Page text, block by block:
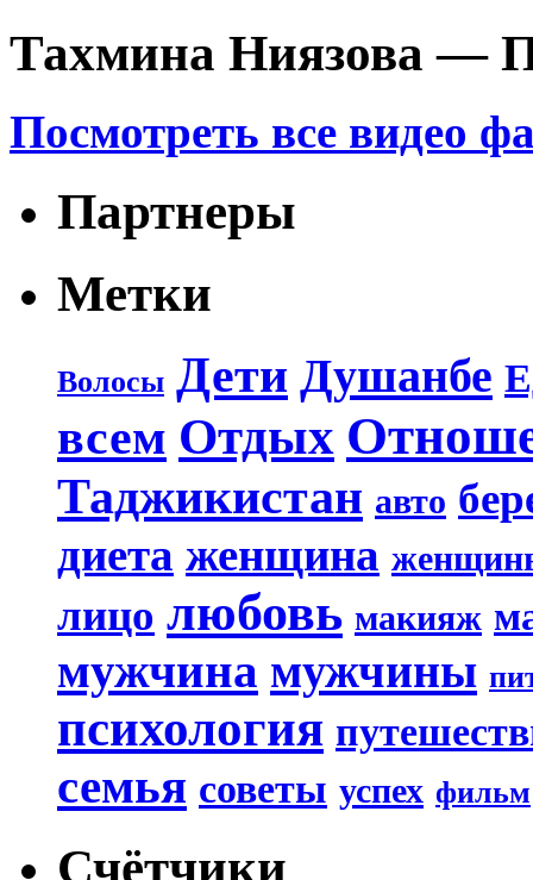
Тахмина Ниязова —
Посмотреть все видео
Партнеры
Метки
Волосы Дети Душанбе
всем Отдых
Таджикистан авто
диета женщина
лицо любовь макияж
мужчина мужчины
психология
семья советы успех фильм
Счётчики